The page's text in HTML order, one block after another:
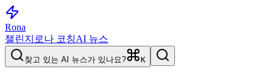
Rona
챌린지 로나 코칭AI 뉴스
찾고 있는 AI 뉴스가 있나요? K